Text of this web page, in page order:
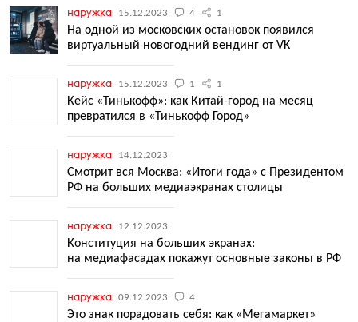
наружка 15.12.2023 4 1
На одной из московских остановок появился
виртуальный новогодний вендинг от VK
наружка 15.12.2023 1 1
Кейс «Тинькофф»: как Китай-город на месяц
превратился в «Тинькофф Город»
наружка 14.12.2023
Смотрит вся Москва: «Итоги года» с Президентом
РФ на больших медиаэкранах столицы
наружка 12.12.2023
Конституция на больших экранах:
на медиафасадах покажут основные законы в РФ
наружка 09.12.2023 4
Это знак порадовать себя: как «Мегамаркет»